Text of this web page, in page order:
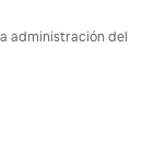
administración del